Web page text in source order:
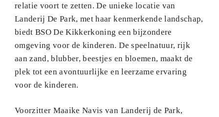
relatie voort te zetten. De unieke locatie van
Landerij De Park, met haar kenmerkende landschap,
biedt BSO De Kikkerkoning een bijzondere
omgeving voor de kinderen. De speelnatuur, rijk
aan zand, blubber, beestjes en bloemen, maakt de
plek tot een avontuurlijke en leerzame ervaring
voor de kinderen.
Voorzitter Maaike Navis van Landerij de Park,